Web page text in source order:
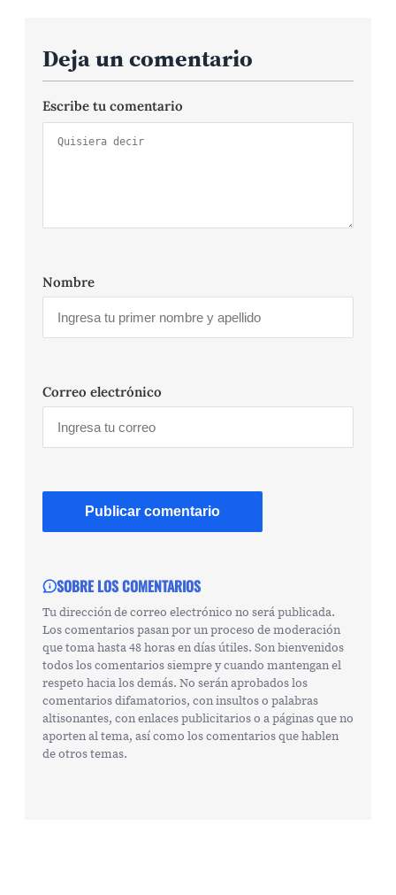
Deja un comentario
Escribe tu comentario
Nombre
Correo electrónico
SOBRE LOS COMENTARIOS
Tu dirección de correo electrónico no será publicada.
Los comentarios pasan por un proceso de moderación
que toma hasta 48 horas en días útiles. Son bienvenidos
todos los comentarios siempre y cuando mantengan el
respeto hacia los demás. No serán aprobados los
comentarios difamatorios, con insultos o palabras
altisonantes, con enlaces publicitarios o a páginas que no
aporten al tema, así como los comentarios que hablen
de otros temas.